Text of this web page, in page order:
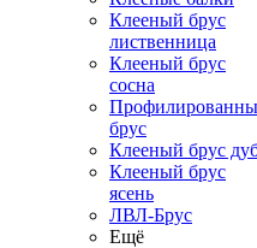
Клееный брус
лиственница
Клееный брус
сосна
брус
Клееный брус
Клееный брус
ясень
ЛВЛ-Брус
Ещё